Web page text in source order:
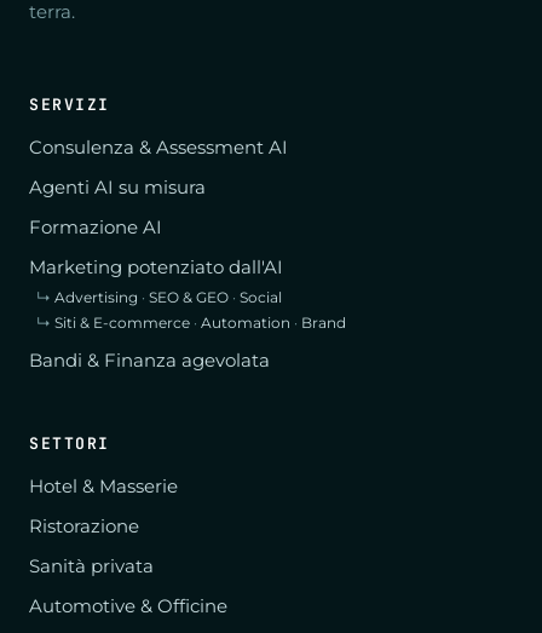
terra.
SERVIZI
Consulenza & Assessment AI
Agenti AI su misura
Formazione AI
Marketing potenziato dall'AI
↳ Advertising · SEO & GEO · Social
↳ Siti & E-commerce · Automation · Brand
Bandi & Finanza agevolata
SETTORI
Hotel & Masserie
Ristorazione
Sanità privata
Automotive & Officine